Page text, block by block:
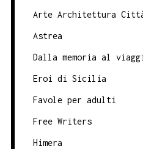
Arte Architettura
Astrea
Dalla memoria al
Eroi di Sicilia
Favole per adulti
Free Writers
Himera